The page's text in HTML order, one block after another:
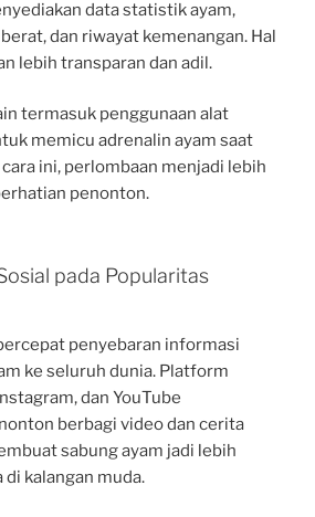
data statistik ayam,
dan riwayat kemenangan. Hal
lebih transparan dan adil.
termasuk penggunaan alat
memicu adrenalin ayam saat
ini, perlombaan menjadi lebih
penonton.
pada Popularitas
penyebaran informasi
ke seluruh dunia. Platform
dan YouTube
berbagi video dan cerita
sabung ayam jadi lebih
kalangan muda.